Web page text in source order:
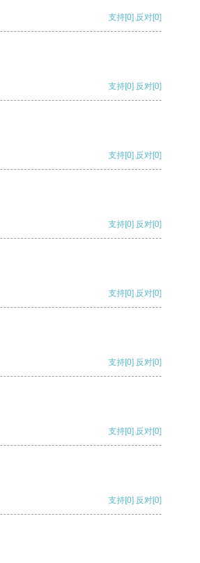
支持[0] 反对[0]
支持[0] 反对[0]
支持[0] 反对[0]
支持[0] 反对[0]
支持[0] 反对[0]
支持[0] 反对[0]
支持[0] 反对[0]
支持[0] 反对[0]